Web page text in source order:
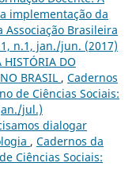
implementação da
Associação Brasileira
n.1, jan./jun. (2017)
HISTÓRIA DO
BRASIL , Cadernos
de Ciências Sociais:
jul.)
dialogar
, Cadernos da
Ciências Sociais: